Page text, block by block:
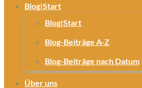
Blog|Start
Blog|Start
Blog-Beiträge A-Z
Blog-Beiträge nach Datum
Über uns